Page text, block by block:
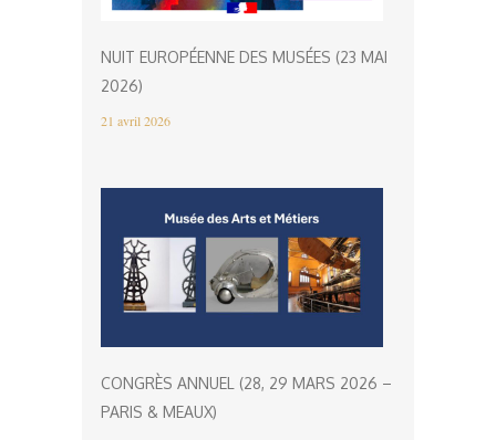
NUIT EUROPÉENNE DES MUSÉES (23 MAI
2026)
21 avril 2026
CONGRÈS ANNUEL (28, 29 MARS 2026 –
PARIS & MEAUX)